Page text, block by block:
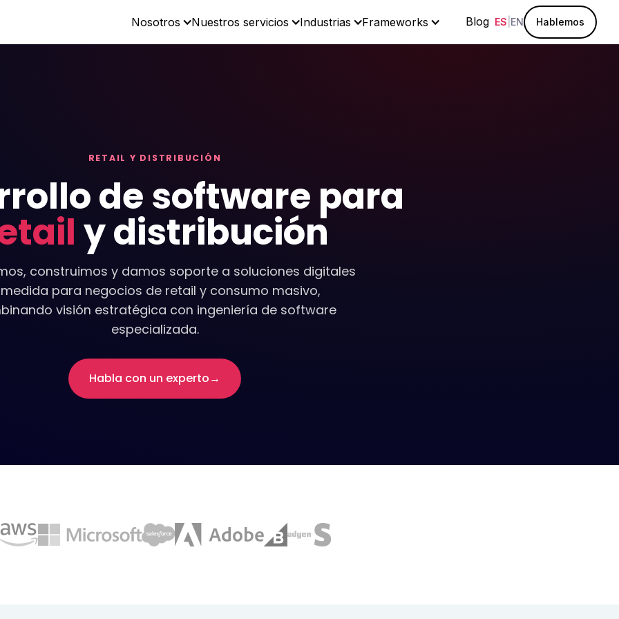
Nosotros Nuestros servicios Industrias Frameworks Blog ES EN Hablemos
RETAIL Y DISTRIBUCIÓN
de software para
y distribución
construimos y damos soporte a soluciones digitales
para negocios de retail y consumo masivo,
visión estratégica con ingeniería de software
especializada.
Habla con un experto